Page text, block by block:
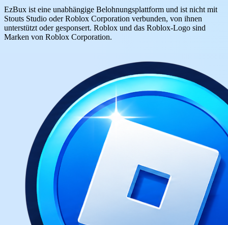
EzBux ist eine unabhängige Belohnungsplattform und ist nicht mit
Stouts Studio oder Roblox Corporation verbunden, von ihnen
unterstützt oder gesponsert. Roblox und das Roblox-Logo sind
Marken von Roblox Corporation.